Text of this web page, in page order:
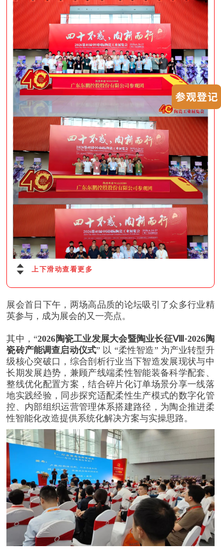
上下滑动查看更多
展会首日下午，两场高品质的论坛吸引了众多行业精
英参与，成为展会的又一亮点。
其中，“2026陶瓷工业发展大会暨陶业长征Ⅷ·2026陶
瓷砖产能调查启动仪式” 以 “柔性智造” 为产业转型升
级核心突破口，综合剖析行业当下智造发展现状与中
长期发展趋势，兼顾产线端柔性智能装备科学配套、
整线优化配置方案，结合碎片化订单场景分享一线落
地实践经验，同步探究适配柔性生产模式的数字化管
控、内部组织运营管理体系搭建路径，为陶企推进柔
性智能化改造提供系统化解决方案与实操思路。